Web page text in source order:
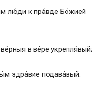
лю́ди к пра́вде Бо́жией
в ве́ре укрепля́вый;
здра́вие подава́вый.